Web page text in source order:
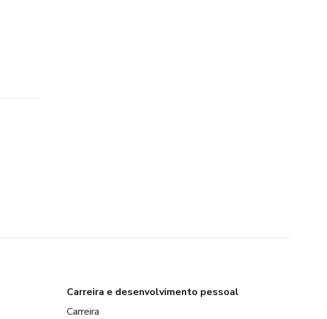
Carreira e desenvolvimento pessoal
Carreira